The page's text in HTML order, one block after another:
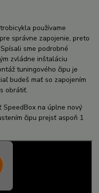
používame
správne zapojenie, preto
sme podrobné
zvládne inštaláciu
tuningového čipu je
budeš mať so zapojením
obrátiť.
na úplne nový
čipu prejsť aspoň 1